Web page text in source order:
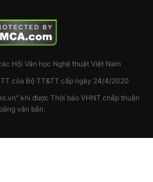
Hội Văn học Nghệ thuật Việt Nam
của Bộ TT&TT cấp ngày 24/4/2020
khi được Thời báo VHNT chấp thuận
bằng văn bản.